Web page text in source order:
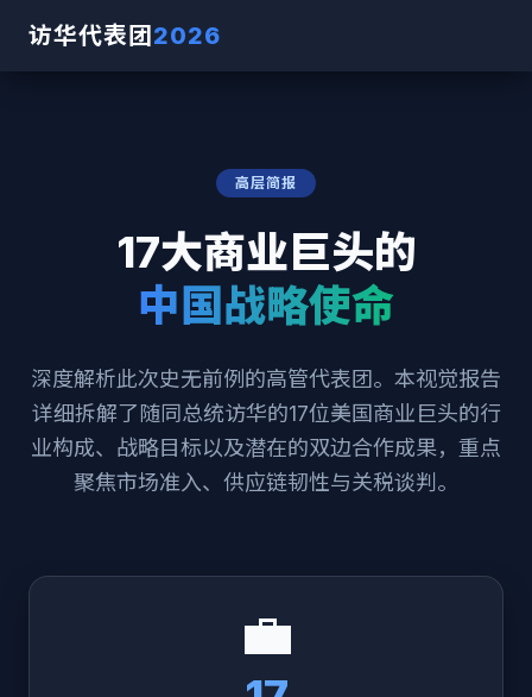
访华代表团 2026
高层简报
17大商业巨头的
中国战略使命
深度解析此次史无前例的高管代表团。本视觉报告
详细拆解了随同总统访华的17位美国商业巨头的行
业构成、战略目标以及潜在的双边合作成果，重点
聚焦市场准入、供应链韧性与关税谈判。
💼